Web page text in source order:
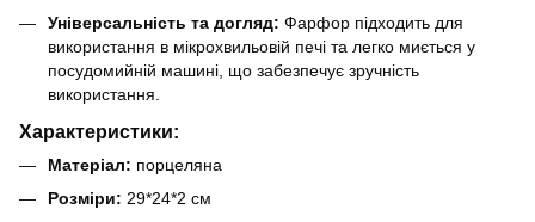
Універсальність та догляд: Фарфор підходить для
використання в мікрохвильовій печі та легко миється у
посудомийній машині, що забезпечує зручність
використання.
Характеристики:
Матеріал: порцеляна
Розміри: 29*24*2 см